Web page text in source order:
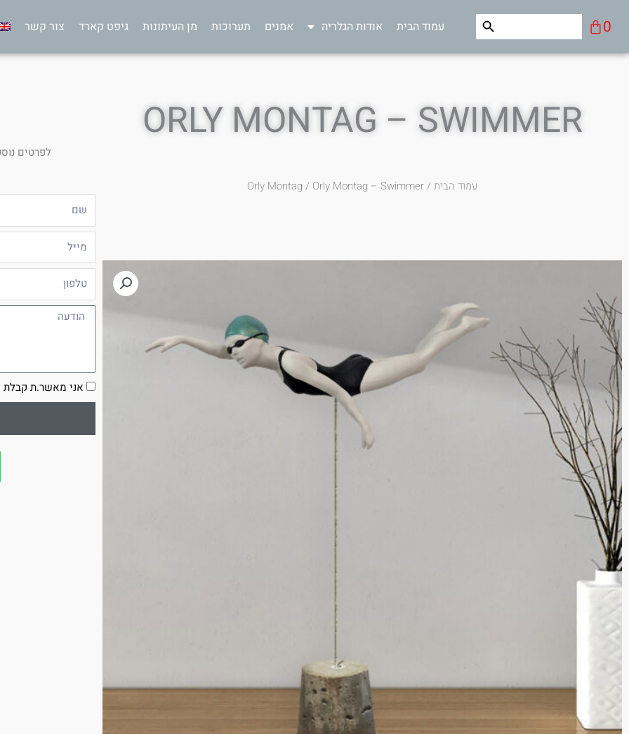
לתוכן0
עגלת
קניות
Search
Search Button
עמוד הבית אודות הגלריה אמנים תערוכות מן העיתונות גיפט קארד צור קשר
ORLY MONTAG – SWIMMER
עמוד הבית /
Orly Montag / Orly Montag – Swimmer
לפרטים
טלפון
הודעה
הסכמה
אני מאשר.ת קבלת